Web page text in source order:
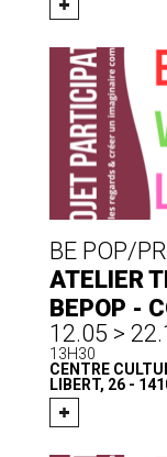
BE POP/
ATELIER
BEPOP -
12.05 >
13H30
CENTRE
LIBERT, 26 -